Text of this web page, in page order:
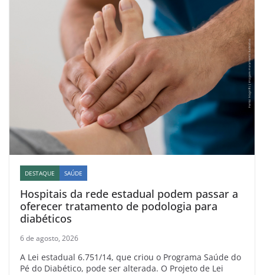
DESTAQUE SAÚDE
Hospitais da rede estadual podem passar a
oferecer tratamento de podologia para
diabéticos
6 de agosto, 2026
A Lei estadual 6.751/14, que criou o Programa Saúde do
Pé do Diabético, pode ser alterada. O Projeto de Lei